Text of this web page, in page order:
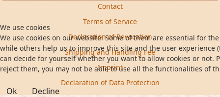
Contact
Terms of Service
Declaration of Revocation
Shipping and Handling Fee
Imprint
Declaration of Data Protection
We use cookies
We use cookies on our website. Some of them are essential for
while others help us to improve this site and the user experience
can decide for yourself whether you want to allow cookies or not.
reject them, you may not be able to use all the functionalities of
Ok Decline